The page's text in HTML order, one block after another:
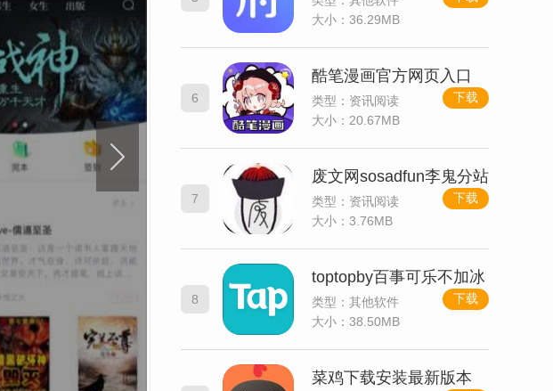
大小：36.29MB
6
酷笔漫画官方网页入口
类型：资讯阅读
大小：20.67MB
下载
7
废文网sosadfun李鬼分站静静做
类型：资讯阅读
大小：3.76MB
下载
8
toptopby百事可乐不加冰
类型：其他软件
大小：38.50MB
下载
菜鸡下载安装最新版本